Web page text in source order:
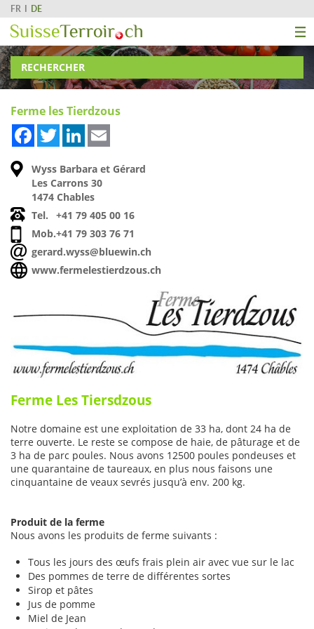
FR DE
RECHERCHER
Ferme les Tierdzous
FacebookTwitterLinkedIn
Wyss Barbara et Gérard
Les Carrons 30
1474 Chables
Tel.
+41 79 405 00 16
Mob.+41 79 303 76 71
gerard.wyss@bluewin.ch
www.fermelestierdzous.ch
Ferme Les Tiersdzous
Notre domaine est une exploitation de 33 ha, dont 24 ha de
terre ouverte. Le reste se compose de haie, de pâturage et de
3 ha de parc poules. Nous avons 12500 poules pondeuses et
une quarantaine de taureaux, en plus nous faisons une
cinquantaine de veaux sevrés jusqu’à env. 200 kg.
Produit de la ferme
Nous avons les produits de ferme suivants :
Tous les jours des œufs frais plein air avec vue sur le lac
Des pommes de terre de différentes sortes
Sirop et pâtes
Jus de pomme
Miel de Jean